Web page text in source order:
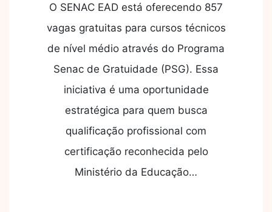
O SENAC EAD está oferecendo 857
vagas gratuitas para cursos técnicos
de nível médio através do Programa
Senac de Gratuidade (PSG). Essa
iniciativa é uma oportunidade
estratégica para quem busca
qualificação profissional com
certificação reconhecida pelo
Ministério da Educação…